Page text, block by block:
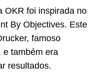
OKR foi inspirada no
By Objectives. Este
famoso
e também era
resultados.